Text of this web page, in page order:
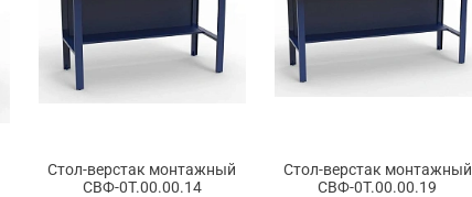
Стол-верстак монтажный
СВФ-0Т.00.00.14
Стол-верстак монтажный
СВФ-0Т.00.00.19